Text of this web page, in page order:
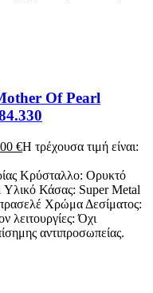
Of Pearl
€Η τρέχουσα τιμή είναι:
Κρύσταλλο: Ορυκτό
Κάσας: Super Metal
Χρώμα Δεσίματος:
Όχι
αντιπροσωπείας.